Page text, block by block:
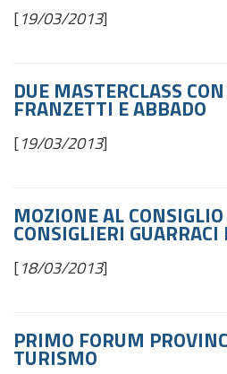
[19/03/2013]
DUE MASTERCLASS
FRANZETTI E ABBADO
[19/03/2013]
MOZIONE AL
CONSIGLIERI GUARRACI
[18/03/2013]
PRIMO FORUM
TURISMO